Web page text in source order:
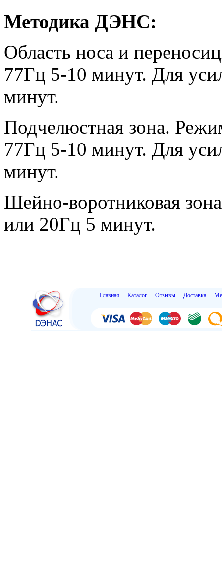
Методика ДЭНС:
Область носа и
77Гц 5-10 минут. Для
минут.
Подчелюстная зона.
77Гц 5-10 минут. Для
минут.
Шейно-воротниковая
или 20Гц 5 минут.
Главная Каталог Отзывы Доставка